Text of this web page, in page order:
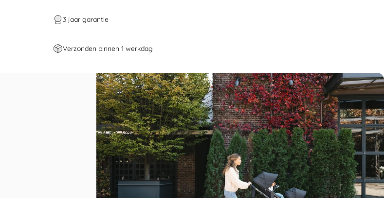
3 jaar garantie
Verzonden binnen 1 werkdag